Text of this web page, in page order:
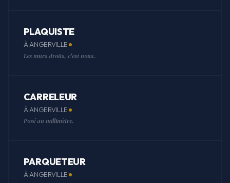
PLAQUISTE
À ANGERVILLE
Les murs droits, c'est nous.
CARRELEUR
À ANGERVILLE
Posé au millimètre.
PARQUETEUR
À ANGERVILLE